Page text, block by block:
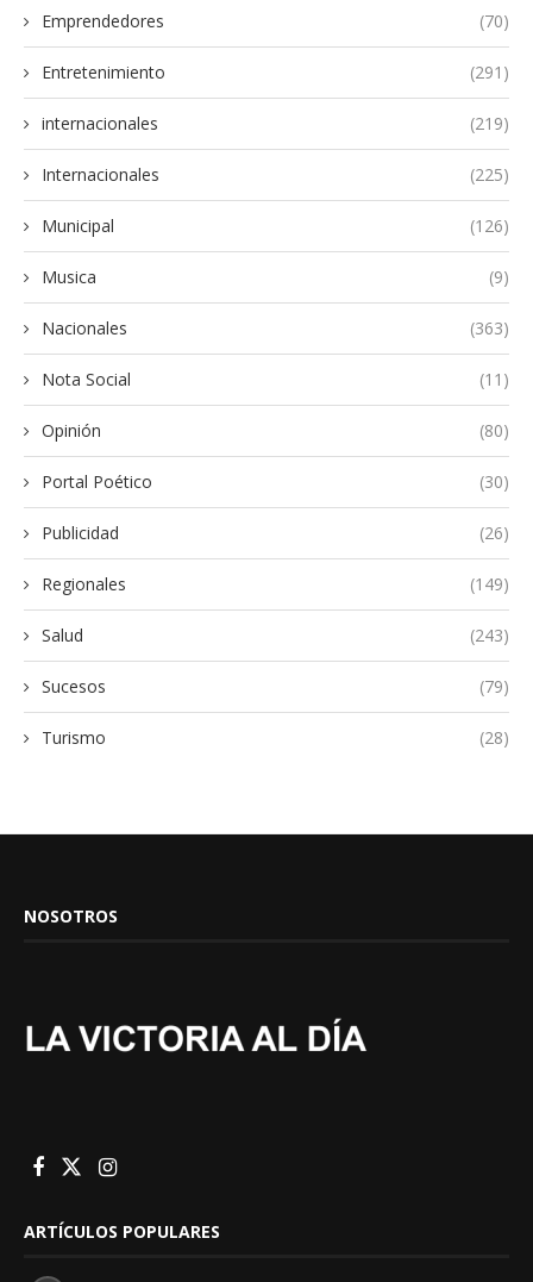
Emprendedores (70)
Entretenimiento (291)
internacionales (219)
Internacionales (225)
Municipal (126)
Musica (9)
Nacionales (363)
Nota Social (11)
Opinión (80)
Portal Poético (30)
Publicidad (26)
Regionales (149)
Salud (243)
Sucesos (79)
Turismo (28)
NOSOTROS
ARTÍCULOS POPULARES